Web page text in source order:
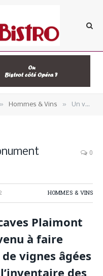
» Hommes & Vins » Un vignoble classé Monument Historique
0
HOMMES & VINS
Plaimont
à faire
vignes âgées
des